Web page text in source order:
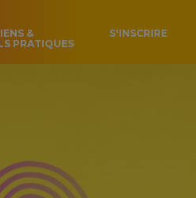
&
PRATIQUES
S'INSCRIRE